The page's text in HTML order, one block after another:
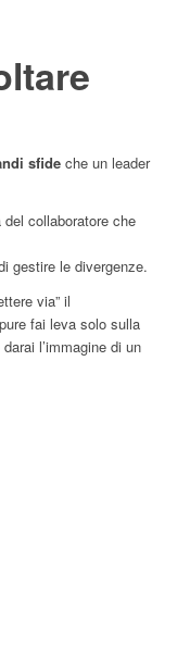
sfideche un leader
collaboratore che
gestire le divergenze.
via” il
fai leva solo sulla
darai l’immagine di un